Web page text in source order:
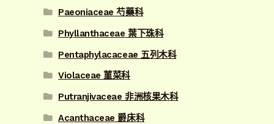
Paeoniaceae 芍藥科
Phyllanthaceae 葉下珠科
Pentaphylacaceae 五列木科
Violaceae 菫菜科
Putranjivaceae 非洲核果木科
Acanthaceae 爵床科